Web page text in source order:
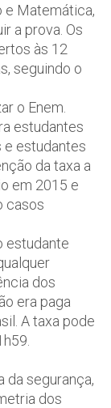
e Matemática,
a prova. Os
às 12
seguindo o
o Enem.
estudantes
e estudantes
da taxa a
em 2015 e
casos
estudante
dos
era paga
A taxa pode
da segurança,
dos